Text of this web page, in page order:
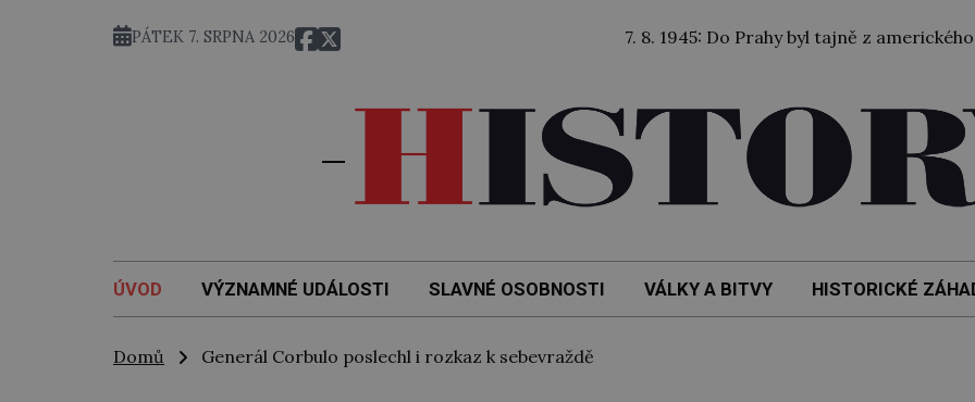
PÁTEK 7. SRPNA 2026 7. 8. 1945: Do Prahy byl tajně z amerického zajetí
ÚVOD VÝZNAMNÉ UDÁLOSTI SLAVNÉ OSOBNOSTI VÁLKY A BITVY HISTORICKÉ
Domů Generál Corbulo poslechl i rozkaz k sebevraždě